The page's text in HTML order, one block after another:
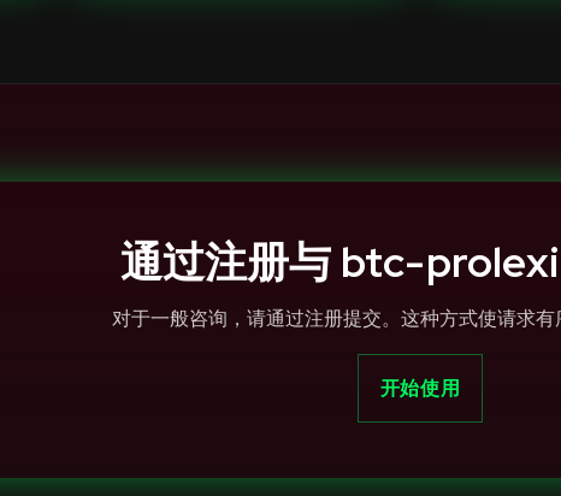
通过注册与 btc-
对于一般咨询，请通过注册提交。这种方式使请求有
开始使用